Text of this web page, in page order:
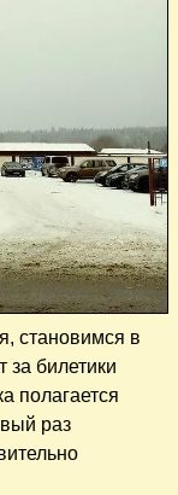
становимся в
за билетики
полагается
раз